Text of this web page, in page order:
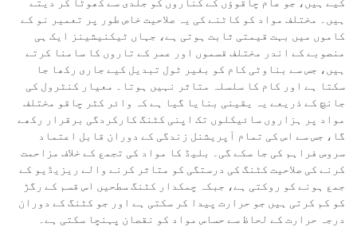
ہیں۔ مختلف مواد کو کاٹنے کی یہ صلاحیت خاص طور پر تعمیر نو کے
کاموں میں بہت قیمتی ثابت ہوتی ہے، جہاں ٹیکنیشینز ایک ہی
منصوبے کے اندر مختلف قسموں اور عمر کے تاروں کا سامنا کرتے
ہیں، جس سے بناوٹی کام کو بغیر ٹول تبدیل کیے جاری رکھا جا
سکتا ہے اور کام کا سلسلہ متاثر نہیں ہوتا۔ معیار کنٹرول کی
جانچ کے ذریعے یہ یقینی بنایا گیا ہے کہ وائر کٹر چاقو مختلف
مواد پر ہزاروں سائیکلوں تک اپنی کٹنگ کارکردگی برقرار رکھے
گا، جس سے اس کی تمام آپریشنل زندگی کے دوران قابل اعتماد
سروس فراہم کی جا سکے گی۔ بلیڈ کا مواد کی تجمع کے خلاف مزاحمت
کرنے کی صلاحیت کٹنگ کی درستگی کو متاثر کرنے والے ریزیڈیو کے
جمع ہونے کو روکتی ہے، جبکہ چمکدار کٹنگ سطحیں اس قسم کے رگڑ
کو کم کرتی ہیں جو حرارت پیدا کر سکتی ہے اور جو کٹنگ کے دوران
درجہ حرارت کے لحاظ سے حساس مواد کو نقصان پہنچا سکتی ہے۔